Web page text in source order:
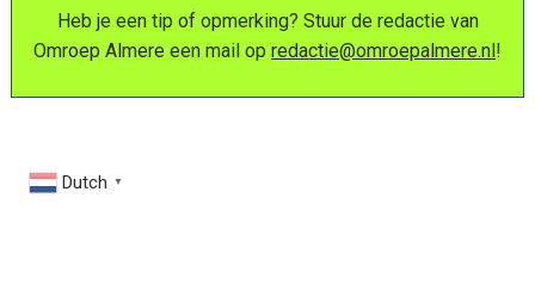
Heb je een tip of opmerking? Stuur de redactie van
Omroep Almere een mail op redactie@omroepalmere.nl!
Dutch ▼